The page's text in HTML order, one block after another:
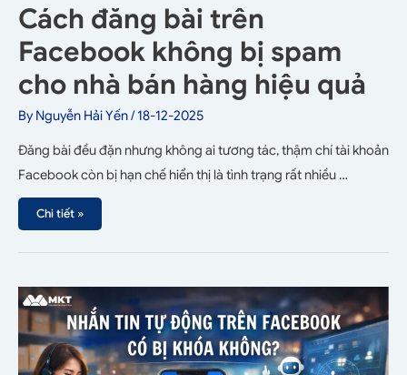
Cách đăng bài trên
Facebook không bị spam
cho nhà bán hàng hiệu quả
ByNguyễn Hải Yến/18-12-2025
Đăng bài đều đặn nhưng không ai tương tác, thậm chí tài khoản
Facebook còn bị hạn chế hiển thị là tình trạng rất nhiều …
Chi tiết »